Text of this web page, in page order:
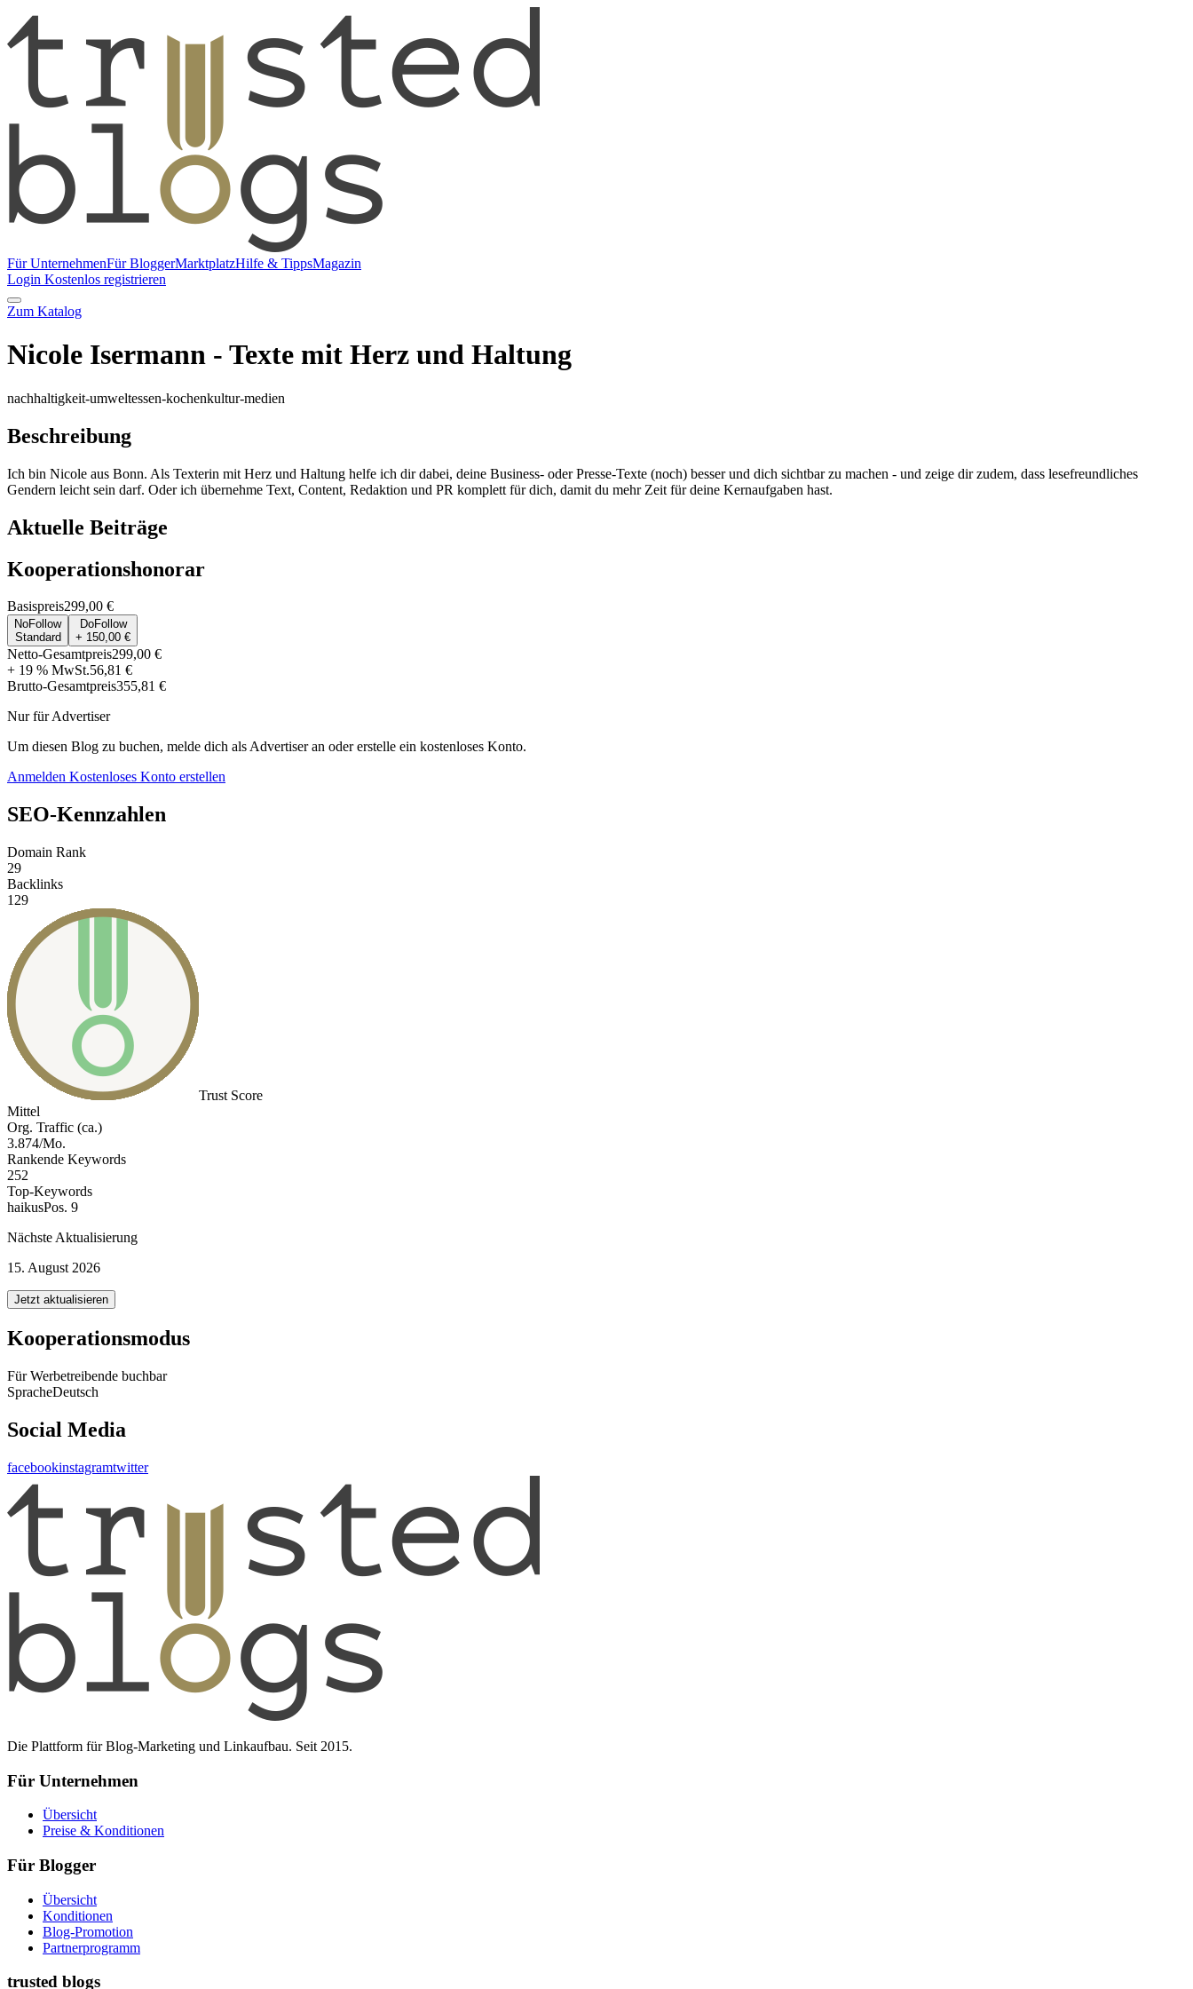
Für UnternehmenFür BloggerMarktplatzHilfe & TippsMagazin
Login Kostenlos registrieren
Zum Katalog
Nicole Isermann - Texte mit Herz und Haltung
nachhaltigkeit-umweltessen-kochenkultur-medien
Beschreibung
Ich bin Nicole aus Bonn. Als Texterin mit Herz und Haltung helfe ich dir dabei, deine Business- oder Presse-Texte (noch) besser und dich sichtbar zu machen - und zeige dir zudem, dass lesefreundliches
Gendern leicht sein darf. Oder ich übernehme Text, Content, Redaktion und PR komplett für dich, damit du mehr Zeit für deine Kernaufgaben hast.
Aktuelle Beiträge
Kooperationshonorar
Basispreis299,00 €
NoFollow
Standard
DoFollow
+ 150,00 €
Netto-Gesamtpreis299,00 €
+ 19 % MwSt.56,81 €
Brutto-Gesamtpreis355,81 €
Nur für Advertiser
Um diesen Blog zu buchen, melde dich als Advertiser an oder erstelle ein kostenloses Konto.
Anmelden Kostenloses Konto erstellen
SEO-Kennzahlen
Domain Rank
29
Backlinks
129
Trust Score
Mittel
Org. Traffic (ca.)
3.874/Mo.
Rankende Keywords
252
Top-Keywords
haikusPos. 9
Nächste Aktualisierung
15. August 2026
Jetzt aktualisieren
Kooperationsmodus
Für Werbetreibende buchbar
SpracheDeutsch
Social Media
facebookinstagramtwitter
Die Plattform für Blog-Marketing und Linkaufbau. Seit 2015.
Für Unternehmen
Übersicht
Preise & Konditionen
Für Blogger
Übersicht
Konditionen
Blog-Promotion
Partnerprogramm
trusted blogs